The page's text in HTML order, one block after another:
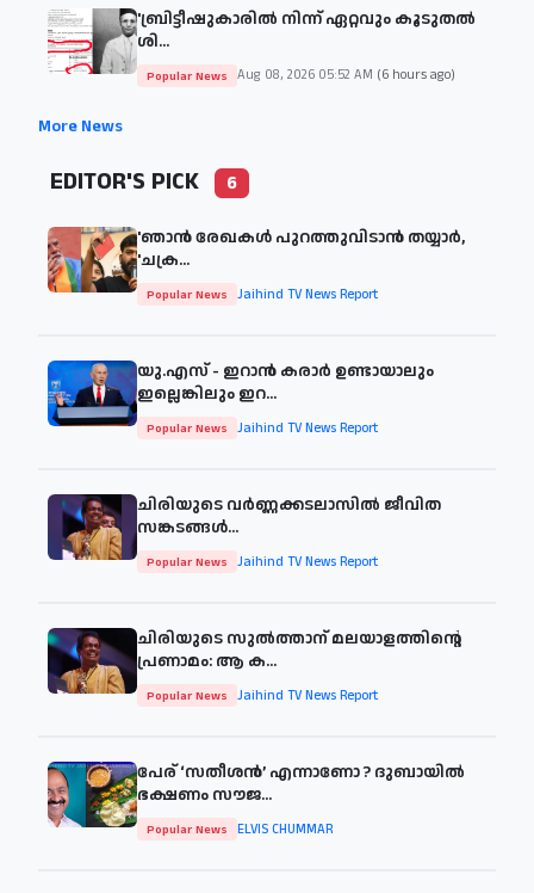
'ബ്രിട്ടീഷുകാരില്‍ നിന്ന് ഏറ്റവും കൂടുതല്‍
ശി...
Popular News Aug 08, 2026 05:52 AM (6 hours ago)
More News
EDITOR'S PICK 6
'ഞാന്‍ രേഖകള്‍ പുറത്തുവിടാന്‍ തയ്യാര്‍,
'ചക്ര...
Popular News Jaihind TV News Report
യു.എസ് - ഇറാൻ കരാർ ഉണ്ടായാലും
ഇല്ലെങ്കിലും ഇറ...
Popular News Jaihind TV News Report
ചിരിയുടെ വര്‍ണ്ണക്കടലാസില്‍ ജീവിത
സങ്കടങ്ങള്‍...
Popular News Jaihind TV News Report
ചിരിയുടെ സുൽത്താന് മലയാളത്തിന്റെ
പ്രണാമം: ആ ക...
Popular News Jaihind TV News Report
പേര് ‘സതീശന്‍’ എന്നാണോ ? ദുബായില്‍
ഭക്ഷണം സൗജ...
Popular News ELVIS CHUMMAR